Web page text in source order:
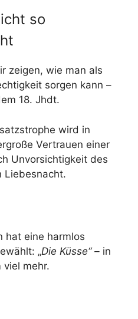
so
zeigen, wie man als
sorgen kann –
18. Jhdt.
wird in
Vertrauen einer
Unvorsichtigkeit des
Liebesnacht.
hat eine harmlos
„Die Küsse“ – in
viel mehr.